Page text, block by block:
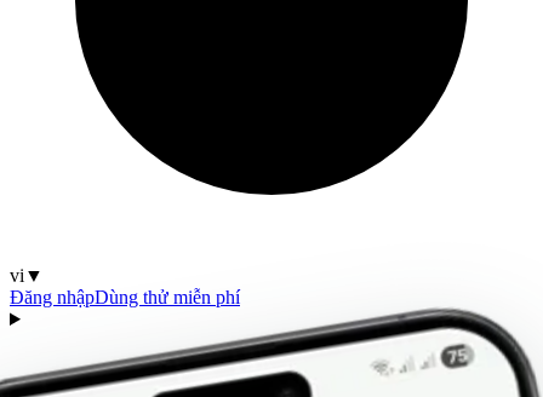
vi ▼
Đăng nhậpDùng thử miễn phí